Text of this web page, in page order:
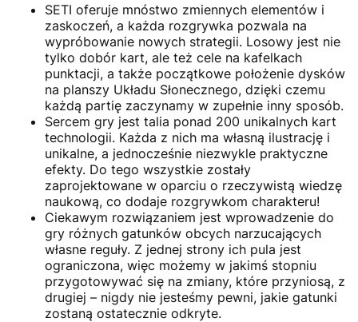
SETI oferuje mnóstwo zmiennych elementów i
zaskoczeń, a każda rozgrywka pozwala na
wypróbowanie nowych strategii. Losowy jest nie
tylko dobór kart, ale też cele na kafelkach
punktacji, a także początkowe położenie dysków
na planszy Układu Słonecznego, dzięki czemu
każdą partię zaczynamy w zupełnie inny sposób.
Sercem gry jest talia ponad 200 unikalnych kart
technologii. Każda z nich ma własną ilustrację i
unikalne, a jednocześnie niezwykle praktyczne
efekty. Do tego wszystkie zostały
zaprojektowane w oparciu o rzeczywistą wiedzę
naukową, co dodaje rozgrywkom charakteru!
Ciekawym rozwiązaniem jest wprowadzenie do
gry różnych gatunków obcych narzucających
własne reguły. Z jednej strony ich pula jest
ograniczona, więc możemy w jakimś stopniu
przygotowywać się na zmiany, które przyniosą, z
drugiej – nigdy nie jesteśmy pewni, jakie gatunki
zostaną ostatecznie odkryte.